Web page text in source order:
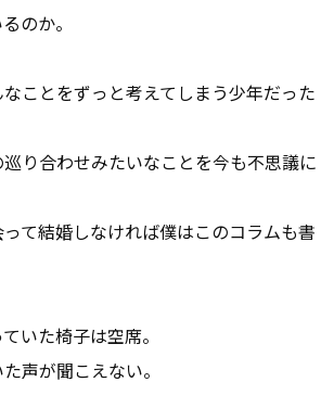
のか。
ことをずっと考えてしまう少年だった
り合わせみたいなことを今も不思議に
て結婚しなければ僕はこのコラムも書
いた椅子は空席。
声が聞こえない。